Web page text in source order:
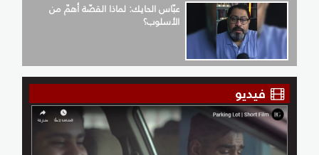
عبّاس الحايك: لماذا القصّة أهمّ من
الأسلوب؟
فيديو